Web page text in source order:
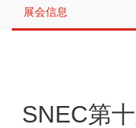
展会信息
SNEC第